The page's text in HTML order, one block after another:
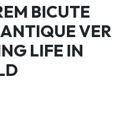
BICUTE
VER
LIFE IN